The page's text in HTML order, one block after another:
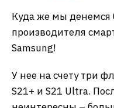
Куда же мы денемся
производителя
Samsung!
У нее на счету три
S21+ и S21 Ultra.